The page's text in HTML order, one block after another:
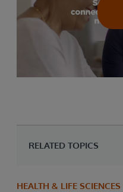
RELATED TOPICS
HEALTH & LIFE SCIENCES